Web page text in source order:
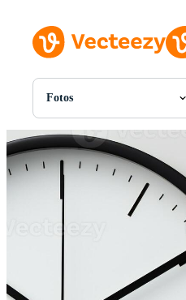
Fotos
Todas Imágenes
Fotos
PNGs
PSDs
Gráficos en Movimiento
Imágenes Editoriales
Eventos Editoriales